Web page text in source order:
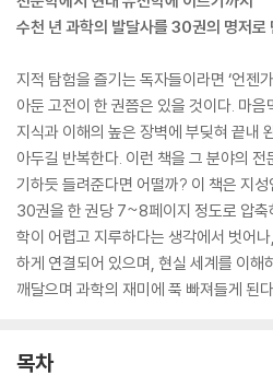
수천 년 과학의 발달사를 30권의 명저로
지적 탐험을 즐기는 독자들이라면 ‘언젠
아둔 고전이 한 권쯤은 있을 것이다. 마
지식과 이해의 높은 장벽에 부딪혀 끝내
아두길 반복한다. 이런 책을 그 분야의
기하듯 들려준다면 어떨까? 이 책은 지
30권을 한 권당 7~8페이지 정도로 압축
학이 어렵고 지루하다는 생각에서 벗어
하게 연결되어 있으며, 현실 세계를 이해
깨달으며 과학의 재미에 푹 빠져들게 된
목차